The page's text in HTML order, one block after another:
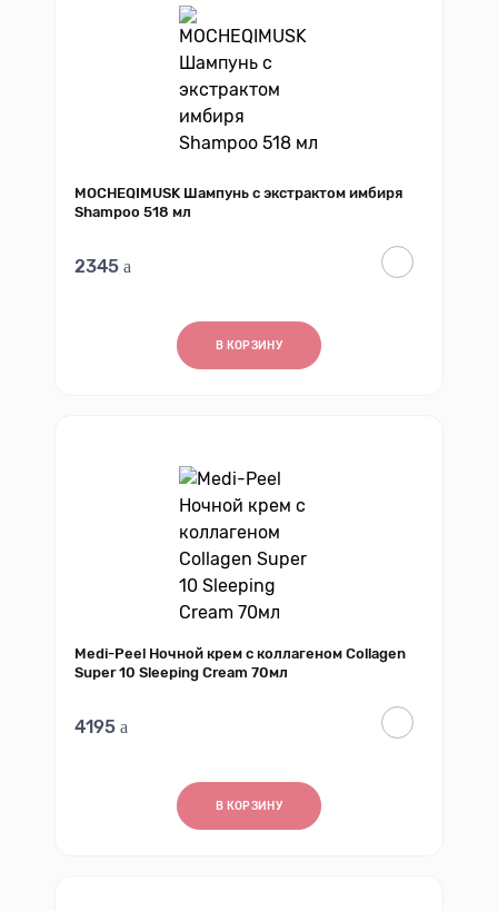
MOCHEQIMUSK Шампунь с экстрактом имбиря
Shampoo 518 мл
2345
В КОРЗИНУ
Medi-Peel Ночной крем с коллагеном Collagen
Super 10 Sleeping Cream 70мл
4195
В КОРЗИНУ